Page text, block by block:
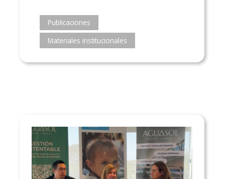
Publicaciones
Materiales institucionales